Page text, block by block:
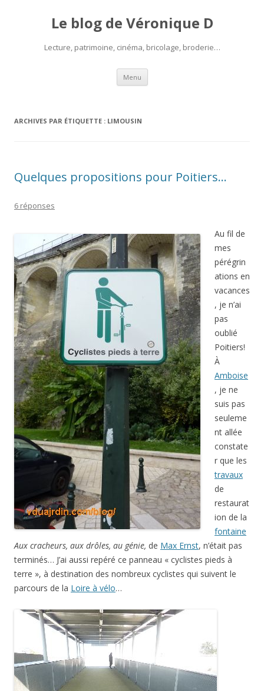
Le blog de Véronique D
Lecture, patrimoine, cinéma, bricolage, broderie…
Menu Aller
contenu
ARCHIVES PAR ÉTIQUETTE : LIMOUSIN
Quelques propositions pour Poitiers…
6 réponses
Au fil de
mes
pérégrin
ations en
vacances
, je n’ai
pas
oublié
Poitiers!
À
Amboise
, je ne
suis pas
seuleme
nt allée
constate
r que les
travaux
de
restaurat
ion de la
fontaine
Aux cracheurs, aux drôles, au génie, de Max Ernst, n’était pas
terminés… J’ai aussi repéré ce panneau « cyclistes pieds à
terre », à destination des nombreux cyclistes qui suivent le
parcours de la Loire à vélo…